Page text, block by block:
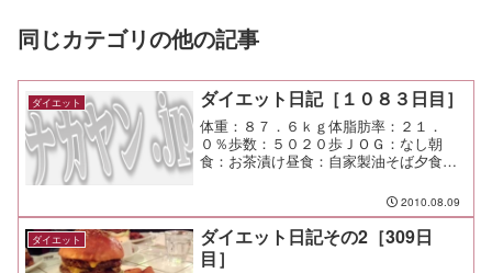
同じカテゴリの他の記事
ダイエット ダイエット日記［１０８３日目］
体重：８７．６ｋｇ体脂肪率：２１．
０％歩数：５０２０歩ＪＯＧ：なし朝
食：お茶漬け昼食：自家製油そば夕食：
そばは家族に大好評だった！ 醤油、オ
イスターソース、味醂、味覇、ゴマ
油。 お好みによりお酢とラー油。...
2010.08.09
ダイエット
ダイエット日記その2［309日
目］